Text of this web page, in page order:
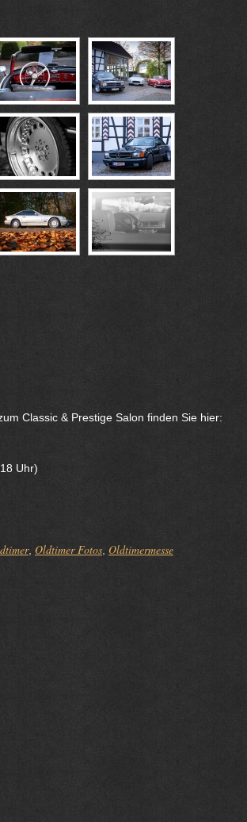
Classic & Prestige Salon finden Sie hier:
Uhr)
, Oldtimer Fotos Oldtimermesse